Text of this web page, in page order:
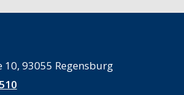
93055 Regensburg